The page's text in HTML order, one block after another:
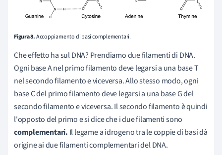
Figura 8.Accoppiamento di basi complementari.
Che effetto ha sul DNA? Prendiamo due filamenti di DNA.
Ogni base A nel primo filamento deve legarsi a una base T
nel secondo filamento e viceversa. Allo stesso modo, ogni
base C del primo filamento deve legarsi a una base G del
secondo filamento e viceversa. Il secondo filamento è quindi
l'opposto del primo e si dice che i due filamenti sono
complementari. Il legame a idrogeno tra le coppie di basi dà
origine ai due filamenti complementari del DNA.